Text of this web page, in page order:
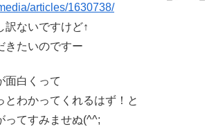
articles/1630738/
訳ないですけど↑
きたいのですー
面白くって
とわかってくれるはず！と
ってすみませぬ(^^;